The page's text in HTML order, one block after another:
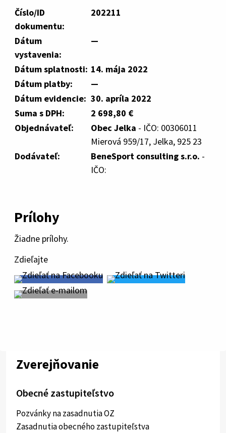
Číslo/ID
dokumentu:
202211
Dátum
vystavenia:
—
Dátum splatnosti: 14. mája 2022
Dátum platby:
—
Dátum evidencie: 30. apríla 2022
Suma s DPH:
2 698,80 €
Objednávateľ:
Obec Jelka - IČO: 00306011
Mierová 959/17, Jelka, 925 23
Dodávateľ:
BeneSport consulting s.r.o. -
IČO:
Prílohy
Žiadne prílohy.
Zdieľajte
Zverejňovanie
Obecné zastupiteľstvo
Pozvánky na zasadnutia OZ
Zasadnutia obecného zastupiteľstva